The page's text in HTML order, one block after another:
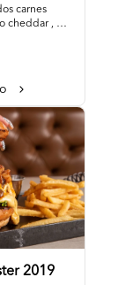
carnes
cheddar ,
2019